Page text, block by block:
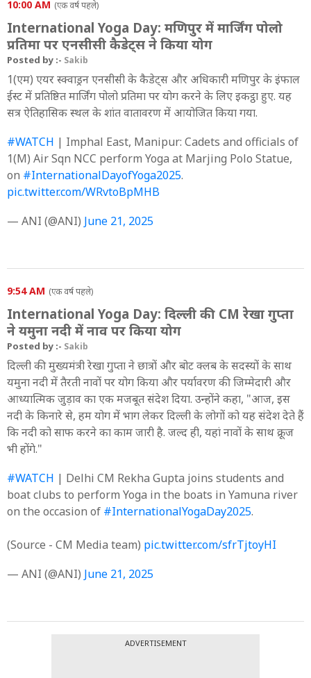
10:00 AM (एक वर्ष पहले)
International Yoga Day: मणिपुर में मार्जिंग पोलो
प्रतिमा पर एनसीसी कैडेट्स ने किया योग
Posted by :- Sakib
1(एम) एयर स्क्वाड्रन एनसीसी के कैडेट्स और अधिकारी मणिपुर के इंफाल
ईस्ट में प्रतिष्ठित मार्जिंग पोलो प्रतिमा पर योग करने के लिए इकट्ठा हुए. यह
सत्र ऐतिहासिक स्थल के शांत वातावरण में आयोजित किया गया.
#WATCH | Imphal East, Manipur: Cadets and officials of
1(M) Air Sqn NCC perform Yoga at Marjing Polo Statue,
on #InternationalDayofYoga2025.
pic.twitter.com/WRvtoBpMHB
— ANI (@ANI) June 21, 2025
9:54 AM (एक वर्ष पहले)
International Yoga Day: दिल्ली की CM रेखा गुप्ता
ने यमुना नदी में नाव पर किया योग
Posted by :- Sakib
दिल्ली की मुख्यमंत्री रेखा गुप्ता ने छात्रों और बोट क्लब के सदस्यों के साथ
यमुना नदी में तैरती नावों पर योग किया और पर्यावरण की जिम्मेदारी और
आध्यात्मिक जुड़ाव का एक मजबूत संदेश दिया. उन्होंने कहा, "आज, इस
नदी के किनारे से, हम योग में भाग लेकर दिल्ली के लोगों को यह संदेश देते हैं
कि नदी को साफ करने का काम जारी है. जल्द ही, यहां नावों के साथ क्रूज
भी होंगे."
#WATCH | Delhi CM Rekha Gupta joins students and
boat clubs to perform Yoga in the boats in Yamuna river
on the occasion of #InternationalYogaDay2025.
(Source - CM Media team) pic.twitter.com/sfrTjtoyHI
— ANI (@ANI) June 21, 2025
ADVERTISEMENT